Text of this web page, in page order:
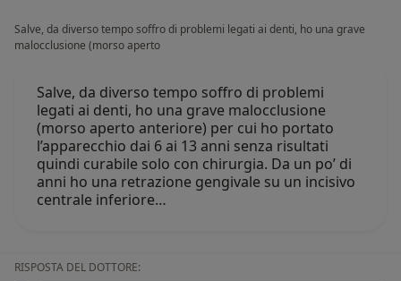
Salve, da diverso tempo soffro di problemi legati ai denti, ho una grave
malocclusione (morso aperto
Salve, da diverso tempo soffro di problemi
legati ai denti, ho una grave malocclusione
(morso aperto anteriore) per cui ho portato
l’apparecchio dai 6 ai 13 anni senza risultati
quindi curabile solo con chirurgia. Da un po’ di
anni ho una retrazione gengivale su un incisivo
centrale inferiore…
RISPOSTA DEL DOTTORE: